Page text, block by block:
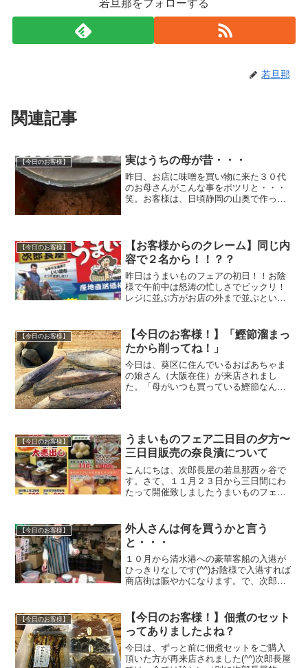
若旦那をフォローする
若旦那
関連記事
【今日のお客様】 実はうちの母が昔・・・
昨日、お店に味噌を買い物に来た３０代
のお母さんがこんな事をポツリと・・・
笑。お客様は、日頃静岡の山奥で作って
「もう無くなっちゃって、、」...
【今日のお客様】
【お客様からのクレーム】同じ内
容で２名から！！？？
昨日はうまいものフェアの初日！！お陰
様で午前中は怒涛の忙しさでビックリ！
レジに並ぶ方がお店の外まで並ぶという
た・・・・。「貴方誰？このチラシに載
っている人と違う！！！」...
【今日のお客様】
【今日のお客様！】「鰹節溜まっ
たから削ってね！」
今日は、葵区に住んでいるおばあちゃま
の娘さん（大阪在住）が来店されまし
た。「母がいつも買っている鰹節なんだ
【今日のお客様】
うまいものフェア二日目の夕方〜
三日目販売の奈良漬について
こんにちは、次郎長屋の若旦那西ヶ谷で
す。さて、１１月２３日から三日間にわ
たって開催致しましたうまいものフェア
お客様からお電話がありました。「ちょ
っと、いつも楽しみにして...
【今日のお客様】
外人さんは何を買うかと言う
と・・・
１０月から清水港への豪華客船の入港が
ひっきりなしです(^^)お陰様で入港すれば
商店街は賑やかになります。で、次郎長
が出来ます。アジア系の方々、特に台湾
の人々は食生活に日...
【今日のお客様】
【今日のお客様！】佃煮のセット
ってありましたよね？
今日は、ずっと前に佃煮セットをご購入
頂いた方が再来店されました(^^)次郎長屋